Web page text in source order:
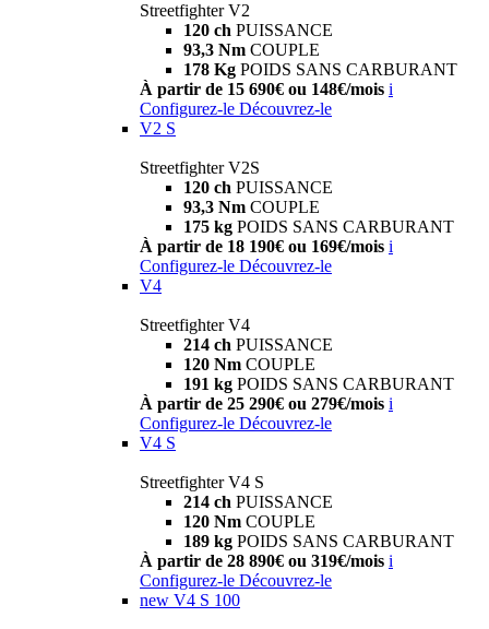
Streetfighter V2
120 ch PUISSANCE
93,3 Nm COUPLE
178 Kg POIDS SANS CARBURANT
À partir de 15 690€ ou 148€/mois i
Configurez-le Découvrez-le
V2 S
Streetfighter V2S
120 ch PUISSANCE
93,3 Nm COUPLE
175 kg POIDS SANS CARBURANT
À partir de 18 190€ ou 169€/mois i
Configurez-le Découvrez-le
V4
Streetfighter V4
214 ch PUISSANCE
120 Nm COUPLE
191 kg POIDS SANS CARBURANT
À partir de 25 290€ ou 279€/mois i
Configurez-le Découvrez-le
V4 S
Streetfighter V4 S
214 ch PUISSANCE
120 Nm COUPLE
189 kg POIDS SANS CARBURANT
À partir de 28 890€ ou 319€/mois i
Configurez-le Découvrez-le
new V4 S 100